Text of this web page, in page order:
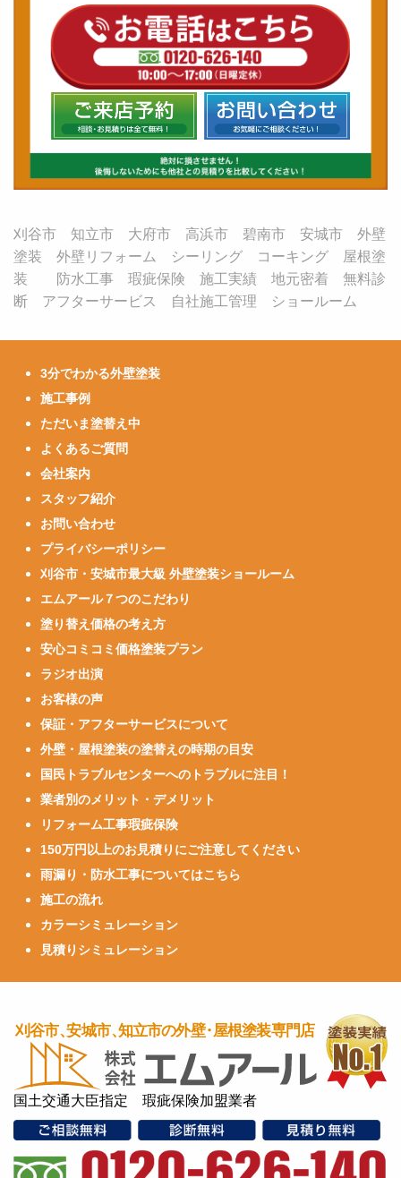
刈谷市 知立市 大府市 高浜市 碧南市 安城市 外壁
塗装 外壁リフォーム シーリング コーキング 屋根塗
装 防水工事 瑕疵保険 施工実績 地元密着 無料診
断 アフターサービス 自社施工管理 ショールーム
3分でわかる外壁塗装
施工事例
ただいま塗替え中
よくあるご質問
会社案内
スタッフ紹介
お問い合わせ
プライバシーポリシー
刈谷市・安城市最大級 外壁塗装ショールーム
エムアール７つのこだわり
塗り替え価格の考え方
安心コミコミ価格塗装プラン
ラジオ出演
お客様の声
保証・アフターサービスについて
外壁・屋根塗装の塗替えの時期の目安
国民トラブルセンターへのトラブルに注目！
業者別のメリット・デメリット
リフォーム工事瑕疵保険
150万円以上のお見積りにご注意してください
雨漏り・防水工事についてはこちら
施工の流れ
カラーシミュレーション
見積りシミュレーション
国土交通大臣指定 瑕疵保険加盟業者